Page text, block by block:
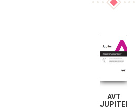
AVT
JUPITER